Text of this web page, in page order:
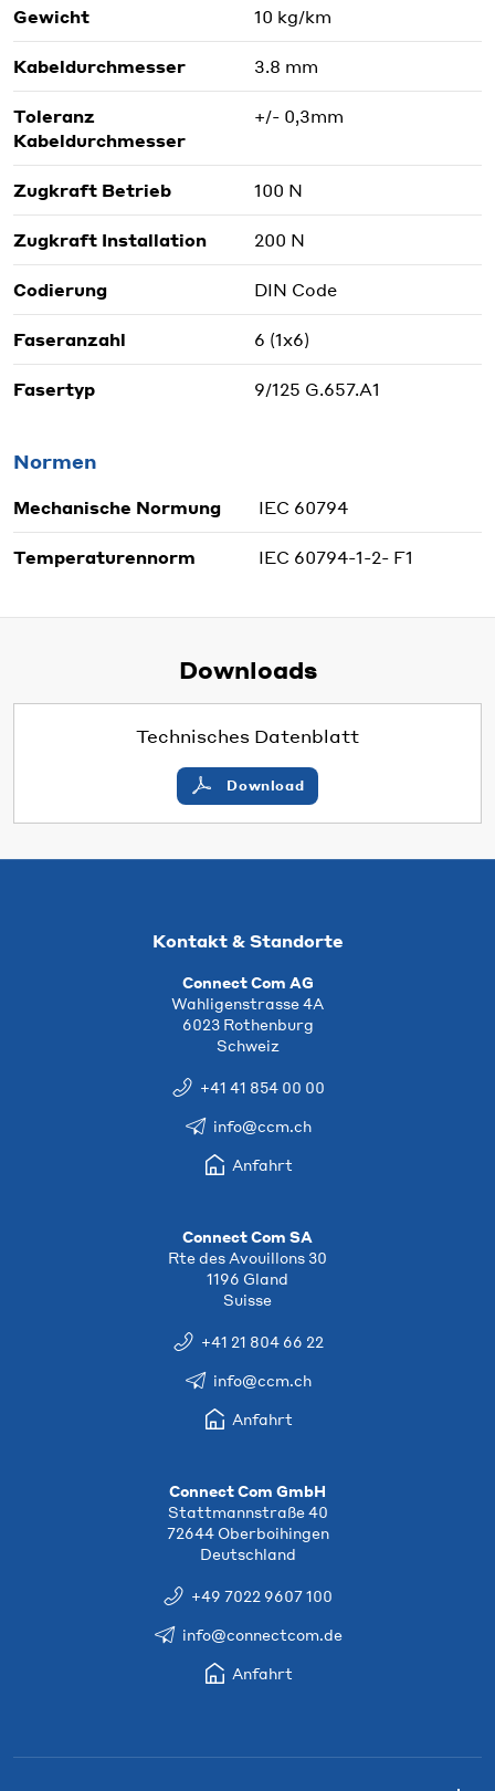
Gewicht 10 kg/km
Kabeldurchmesser 3.8 mm
Toleranz
Kabeldurchmesser
+/- 0,3mm
Zugkraft Betrieb 100 N
Zugkraft Installation 200 N
Codierung DIN Code
Faseranzahl 6 (1x6)
Fasertyp 9/125 G.657.A1
Normen
Mechanische Normung IEC 60794
Temperaturennorm IEC 60794-1-2- F1
Downloads
Technisches Datenblatt
Download
Kontakt & Standorte
Connect Com AG
Wahligenstrasse 4A
6023 Rothenburg
Schweiz
+41 41 854 00 00
info@ccm.ch
Anfahrt
Connect Com SA
Rte des Avouillons 30
1196 Gland
Suisse
+41 21 804 66 22
info@ccm.ch
Anfahrt
Connect Com GmbH
Stattmannstraße 40
72644 Oberboihingen
Deutschland
+49 7022 9607 100
info@connectcom.de
Anfahrt